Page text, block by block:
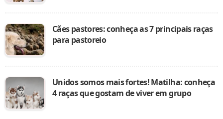
Cães pastores: conheça as 7 principais raças
para pastoreio
Unidos somos mais fortes! Matilha: conheça
4 raças que gostam de viver em grupo